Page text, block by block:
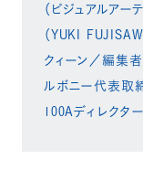
（ビジュアルアー
（YUKI
クィーン／編集
ルボニー代表取
100Aディレクター